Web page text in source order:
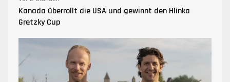
Kanada überrollt die USA und gewinnt den Hlinka
Gretzky Cup